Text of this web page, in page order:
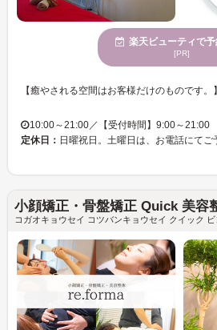
楽天ビューティで予
[PR]
10:00～21:00／【受付時間】9:00～21:00
定休日： 日曜祝日。土曜日は、お電話にてご
小顔矯正・骨盤矯正 Quick 美容
コガオキョウセイ コツバンキョウセイ クイック